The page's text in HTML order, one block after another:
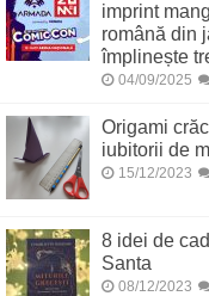
imprint
română din
împlinește
04/09/2025
Origami
iubitorii de
15/12/2023
8 idei de
Santa
08/12/2023